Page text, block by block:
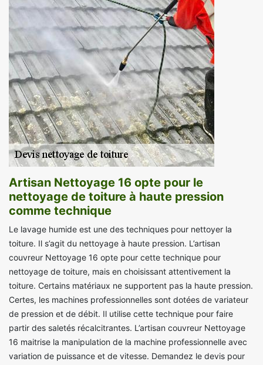
Artisan Nettoyage 16 opte pour le
nettoyage de toiture à haute pression
comme technique
Le lavage humide est une des techniques pour nettoyer la
toiture. Il s’agit du nettoyage à haute pression. L’artisan
couvreur Nettoyage 16 opte pour cette technique pour
nettoyage de toiture, mais en choisissant attentivement la
toiture. Certains matériaux ne supportent pas la haute pression.
Certes, les machines professionnelles sont dotées de variateur
de pression et de débit. Il utilise cette technique pour faire
partir des saletés récalcitrantes. L’artisan couvreur Nettoyage
16 maitrise la manipulation de la machine professionnelle avec
variation de puissance et de vitesse. Demandez le devis pour